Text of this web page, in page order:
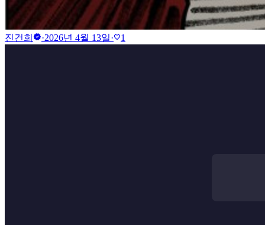
진건희 verified·2026년 4월 13일·favorite1